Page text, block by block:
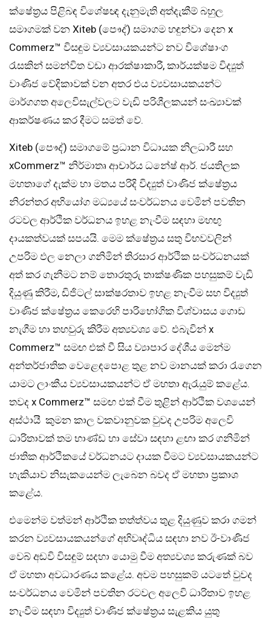
ක්ෂේත්‍රය පිළිබඳ විශේෂඥ දැනුමැති අත්දැකීම් බහුල
සමාගමක් වන Xiteb (පෞද්) සමාගම හඳුන්වා දෙන x
Commerz™ විසඳුම ව්‍යවසායකයන්ට නව විශේෂාංග
රැසකින් සමන්විත වඩා ආරක්ෂාකාරී, කාර්යක්ෂම විද්‍යුත්
වාණිජ වේදිකාවක් වන අතර එය ව්‍යවසායකයන්ට
මාර්ගගත අලෙවිසැල්වලට වැඩි පරිශීලකයන් සංඛ්‍යාවක්
ආකර්ෂණය කර දීමට සමත් වේ.
Xiteb (පෞද්) සමාගමේ ප්‍රධාන විධායක නිලධාරී සහ
xCommerz™ නිර්මාතෘ ආචාර්ය ධනේෂ් ආර්. ජයතිලක
මහතාගේ දැක්ම හා මතය පරිදි විද්‍යුත් වාණිජ ක්ෂේත්‍රය
නිරන්තර අභියෝග මධ්‍යයේ සංවර්ධනය වෙමින් පවතින
රටවල ආර්ථික වර්ධනය ඉහළ නැංවීම සඳහා මහඟු
දායකත්වයක් සපයයි. මෙම ක්ෂේත්‍රය සතු විභවවලින්
උපරිම ඵල නෙලා ගනිමින් තිරසාර ආර්ථික සංවර්ධනයක්
අත් කර ගැනීමට නම් තොරතුරු තාක්ෂණික පහසුකම් වැඩි
දියුණු කිරීම, ඩිජිටල් සාක්ෂරතාව ඉහළ නැංවීම සහ විද්‍යුත්
වාණිජ ක්ෂේත්‍රය කෙරෙහි පාරිභෝගික විශ්වාසය ගොඩ
නැගීම හා තහවුරු කිරීම අත්‍යවශ්‍ය වේ. එබැවින් x
Commerz™ සමඟ එක් වී සිය ව්‍යාපාර දේශීය මෙන්ම
අන්තර්ජාතික වෙ‌ළෙඳපොළ තුළ නව මානයක් කරා රැගෙන
යාමට ලාංකීය ව්‍යවසායකයන්ට ඒ මහතා ඇරැයුම් කළේය.
තවද x Commerz™ සමඟ එක් වීම තුළින් ආර්ථික වශයෙන්
අස්ථායී කුමන කාල වකවානුවක වුවද උපරිම අලෙවි
ධාරිතාවක් තම භාණ්ඩ හා සේවා සඳහා ළඟා කර ගනිමින්
ජාතික ආර්ථිකයේ වර්ධනයට දායක වීමට ව්‍යවසායකයන්ට
හැකියාව නිසැකයෙන්ම ලැබෙන බවද ඒ මහතා ප්‍රකාශ
කළේය.
එමෙන්ම වත්මන් ආර්ථික තත්ත්වය තුළ දියුණුව කරා ගමන්
කරන ව්‍යවසායකයන්ගේ අභිවෘද්ධිය සඳහා නව ඊ-වාණිජ
වෙබ් අඩවි විසඳුම් සදහා යොමු වීම අත්‍යවශ්‍ය කරුණක් බව
ඒ මහතා අවධාරණය කළේය. අවම පහසුකම් යටතේ වුවද
සංවර්ධනය වෙමින් පවතින රටවල අලෙවි ධාරිතාව ඉහළ
නැංවීම සඳහා විද්‍යුත් වාණිජ ක්ෂේත්‍රය සැළකිය යුතු